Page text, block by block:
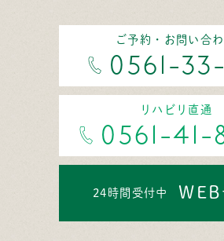
ご予約・お問い合
0561-33-
リハビリ直通
0561-41-
24時間受付中 WEB